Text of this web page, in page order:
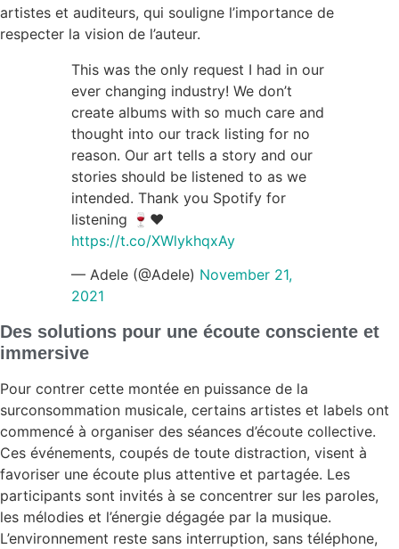
artistes et auditeurs, qui souligne l’importance de
respecter la vision de l’auteur.
This was the only request I had in our
ever changing industry! We don’t
create albums with so much care and
thought into our track listing for no
reason. Our art tells a story and our
stories should be listened to as we
intended. Thank you Spotify for
listening 🍷♥️
https://t.co/XWlykhqxAy
— Adele (@Adele) November 21,
2021
Des solutions pour une écoute consciente et
immersive
Pour contrer cette montée en puissance de la
surconsommation musicale, certains artistes et labels ont
commencé à organiser des séances d’écoute collective.
Ces événements, coupés de toute distraction, visent à
favoriser une écoute plus attentive et partagée. Les
participants sont invités à se concentrer sur les paroles,
les mélodies et l’énergie dégagée par la musique.
L’environnement reste sans interruption, sans téléphone,